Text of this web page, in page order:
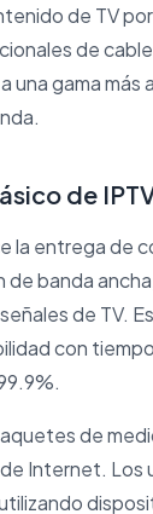
de TV
de
una gama más
de
la entrega de
de banda
de TV.
con
de
Internet. Los